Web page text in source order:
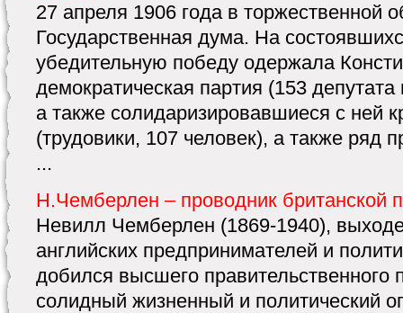
27 апреля 1906 года в торжественной
Государственная дума. На
убедительную победу одержала
демократическая партия (153
а также солидаризировавшиеся с ней
(трудовики, 107 человек), а также ряд
...
Н.Чемберлен – проводник британской
Невилл Чемберлен (1869-1940),
английских предпринимателей и
добился высшего правительственного
солидный жизненный и политический